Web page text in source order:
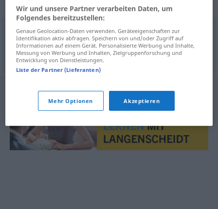
Synonyme für "statt"
zugunsten,sondern,anstatt,für
© OpenThesaurus.de
Wir und unsere Partner verarbeiten Daten, um
Folgendes bereitzustellen:
Genaue Geolocation-Daten verwenden. Geräteeigenschaften zur
Identifikation aktiv abfragen. Speichern von und/oder Zugriff auf
Informationen auf einem Gerät. Personalisierte Werbung und Inhalte,
Messung von Werbung und Inhalten, Zielgruppenforschung und
Entwicklung von Dienstleistungen.
Liste der Partner (Lieferanten)
Mehr Optionen Akzeptieren